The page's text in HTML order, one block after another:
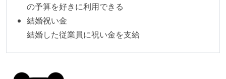
取り組みをしている）
労働環境の自由度
待遇・福利厚生
の予算を好きに利用できる
結婚祝い金
結婚した従業員に祝い金を支給